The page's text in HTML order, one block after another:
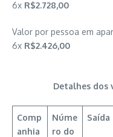
6x R$2.728,00
Valor por pessoa em
6x R$2.426,00
Detalhes dos
Comp
anhia
Núme
ro do
Saída